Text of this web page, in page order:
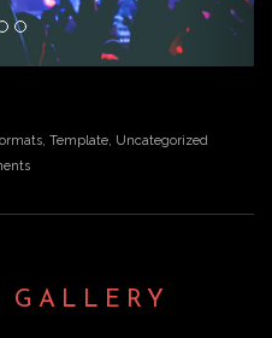
, Template, Uncategorized
GALLERY